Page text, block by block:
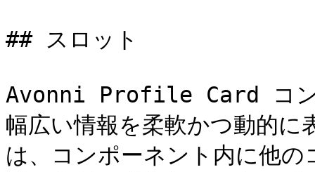
## スロット
Avonni Profile Card コン
幅広い情報を柔軟かつ動的
は、コンポーネント内に他